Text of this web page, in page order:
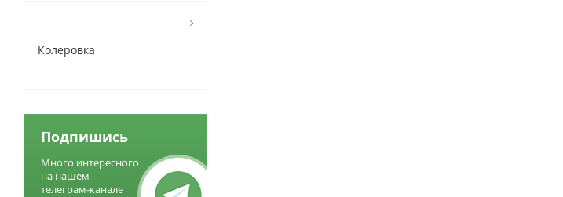
Колеровка
Подпишись
Много интересного
на нашем
телеграм-канале